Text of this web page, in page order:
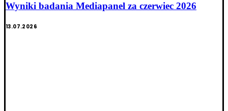
Wyniki badania Mediapanel za czerwiec 2026
13.07.2026